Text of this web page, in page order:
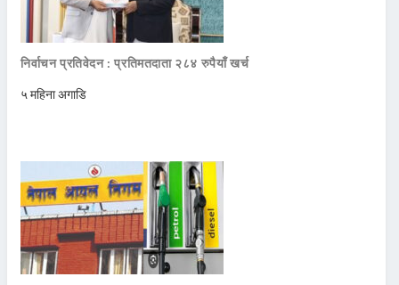
निर्वाचन प्रतिवेदन : प्रतिमतदाता २८४ रुपैयाँ खर्च
५ महिना अगाडि